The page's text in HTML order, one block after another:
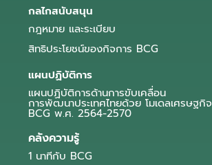
กลไกสนับสนุน
กฎหมาย และระเบียบ
สิทธิประโยชน์ของกิจการ BCG
แผนปฏิบัติการ
แผนปฏิบัติการด้านการขับเคลื่อน
การพัฒนาประเทศไทยด้วย โมเดลเศรษฐกิจ
BCG พ.ศ. 2564-2570
คลังความรู้
1 นาทีกับ BCG